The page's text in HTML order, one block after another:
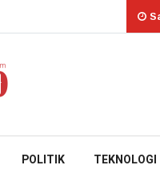
POLITIK TEKNOLOGI